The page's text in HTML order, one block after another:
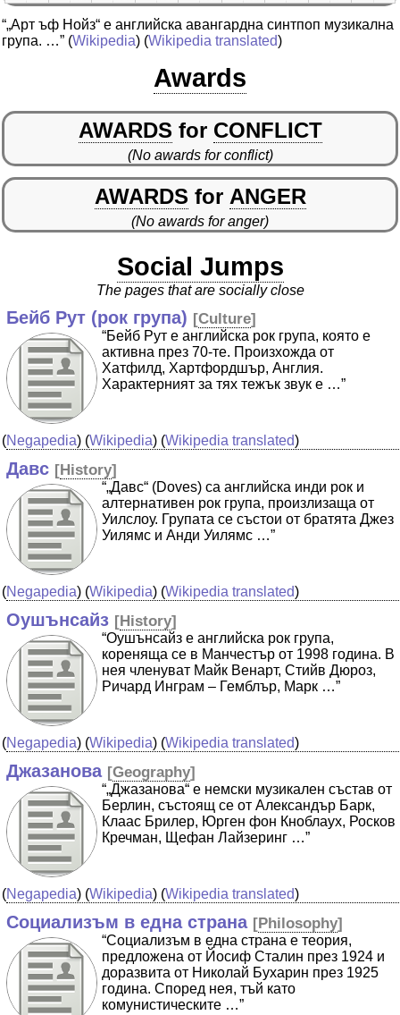
“„Арт ъф Нойз“ е английска авангардна синтпоп музикална
група. …” (Wikipedia) (Wikipedia translated)
Awards
AWARDS for CONFLICT
(No awards for conflict)
AWARDS for ANGER
(No awards for anger)
Social Jumps
The pages that are socially close
Бейб Рут (рок група) [Culture]
“Бейб Рут е английска рок група, която е
активна през 70-те. Произхожда от
Хатфилд, Хартфордшър, Англия.
Характерният за тях тежък звук е …”
(Negapedia) (Wikipedia) (Wikipedia translated)
Давс [History]
“„Давс“ (Doves) са английска инди рок и
алтернативен рок група, произлизаща от
Уилслоу. Групата се състои от братята Джез
Уилямс и Анди Уилямс …”
(Negapedia) (Wikipedia) (Wikipedia translated)
Оушънсайз [History]
“Оушънсайз е английска рок група,
кореняща се в Манчестър от 1998 година. В
нея членуват Майк Венарт, Стийв Дюроз,
Ричард Инграм – Гемблър, Марк …”
(Negapedia) (Wikipedia) (Wikipedia translated)
Джазанова [Geography]
“„Джазанова“ е немски музикален състав от
Берлин, състоящ се от Александър Барк,
Клаас Брилер, Юрген фон Кноблаух, Росков
Кречман, Щефан Лайзеринг …”
(Negapedia) (Wikipedia) (Wikipedia translated)
Социализъм в една страна [Philosophy]
“Социализъм в една страна е теория,
предложена от Йосиф Сталин през 1924 и
доразвита от Николай Бухарин през 1925
година. Според нея, тъй като
комунистическите …”